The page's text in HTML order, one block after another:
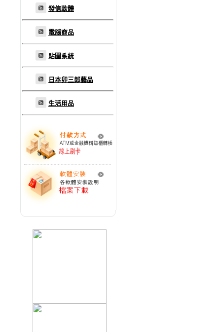
發信軟體
電腦商品
貼圖系統
日本卯三郎藝品
生活用品